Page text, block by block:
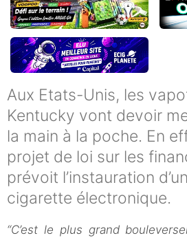
Aux Etats-Unis, les
Kentucky vont devoir
la main à la poche. En
projet de loi sur les
prévoit l’instauration
cigarette électronique.
“C’est le plus grand